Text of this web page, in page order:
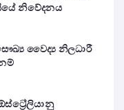
නිවේදනය
වෛද්‍ය නිලධාරී